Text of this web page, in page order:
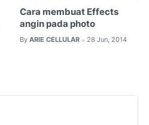
Cara membuat Effects
angin pada photo
By ARIE CELLULAR • 28 Jun, 2014